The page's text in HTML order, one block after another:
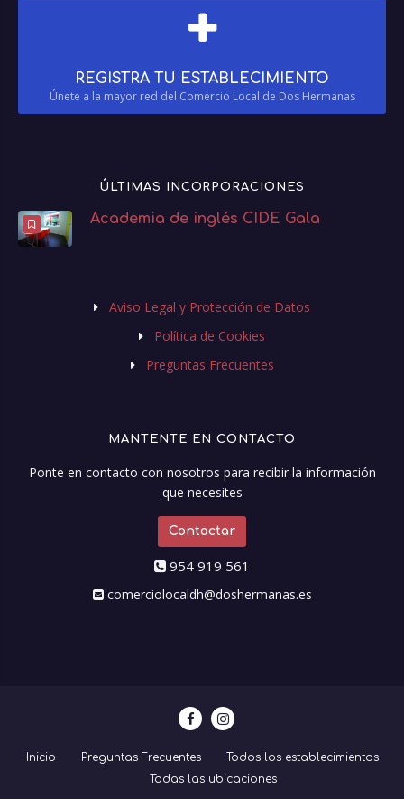
REGISTRA TU ESTABLECIMIENTO
Únete a la mayor red del Comercio Local de Dos Hermanas
ÚLTIMAS INCORPORACIONES
Academia de inglés CIDE Gala
Aviso Legal y Protección de Datos
Política de Cookies
Preguntas Frecuentes
MANTENTE EN CONTACTO
Ponte en contacto con nosotros para recibir la información
que necesites
Contactar
954 919 561
comerciolocaldh@doshermanas.es
Inicio Preguntas Frecuentes
Todos los establecimientos
Todas las ubicaciones